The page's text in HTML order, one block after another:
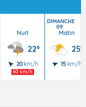
Nuit
22°
20 km/h
60 km/h
DIMANCHE
09
Matin
25°
15 km/h